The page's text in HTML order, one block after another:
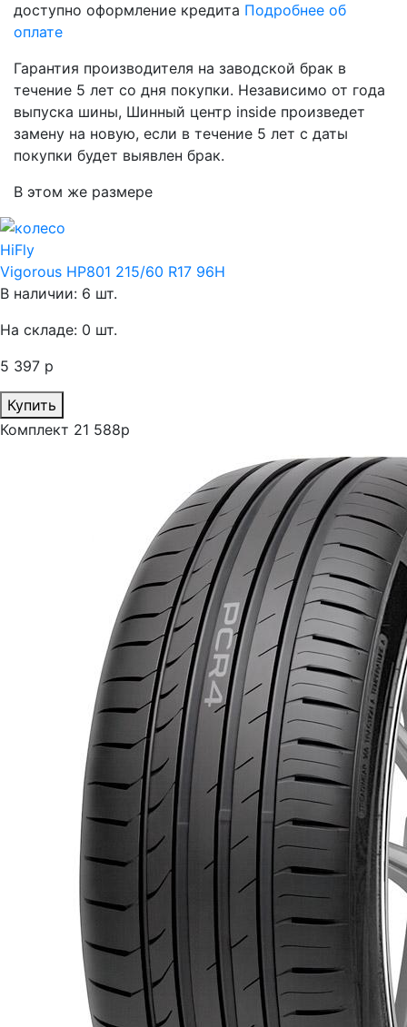
доступно оформление кредита Подробнее об
оплате
Гарантия производителя на заводской брак в
течение 5 лет со дня покупки. Независимо от года
выпуска шины, Шинный центр inside произведет
замену на новую, если в течение 5 лет с даты
покупки будет выявлен брак.
В этом же размере
HiFly
Vigorous HP801 215/60 R17 96H
В наличии: 6 шт.
На складе: 0 шт.
5 397 р
Купить
Комплект 21 588р